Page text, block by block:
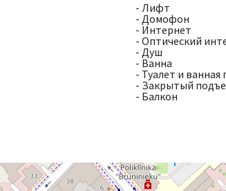
- Лифт
- Домофон
- Интернет
- Оптический
- Душ
- Ванна
- Туалет и
- Закрытый
- Балкон